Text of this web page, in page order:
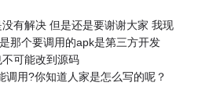
有解决 但是还是要谢谢大家 我现
那个要调用的apk是第三方开发
可能改到源码
调用?你知道人家是怎么写的呢？